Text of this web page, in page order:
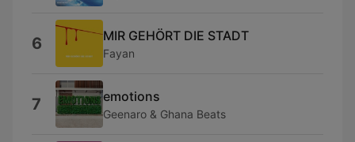
6 MIR GEHÖRT DIE STADT
Fayan
7 emotions
Geenaro & Ghana Beats